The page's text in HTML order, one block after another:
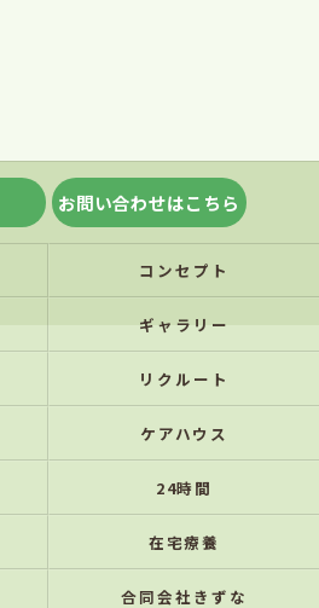
お問い合わせはこちら
コンセプト
ギャラリー
リクルート
ケアハウス
24時間
在宅療養
合同会社きずな